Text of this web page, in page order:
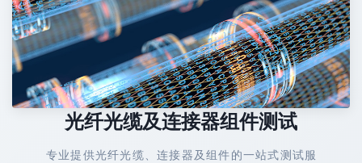
光纤光缆及连接器组件测试
专业提供光纤光缆、连接器及组件的一站式测试服